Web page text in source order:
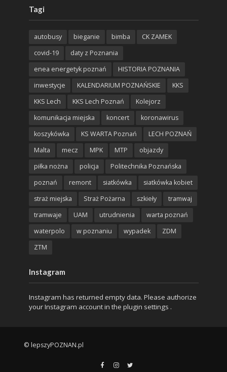
Tagi
autobusy bieganie bimba
CK ZAMEK
covid-19
daty z Poznania
enea energetyk poznań
HISTORIA POZNANIA
inwestycje
KALENDARIUM POZNAŃSKIE
KKS
KKS Lech
KKS Lech Poznań
Kolejorz
komunikacja miejska
koncert
koronawirus
koszykówka
KS WARTA Poznań
LECH POZNAŃ
Malta
mecz MPK MTP
objazdy
piłka nożna
policja
Politechnika Poznańska
poznań
remont siatkówka
siatkówka kobiet
straż miejska
Straż Pożarna szkieły
tramwaj
tramwaje
UAM utrudnienia
warta poznań
waterpolo
w poznaniu wypadek
ZDM
ZTM
Instagram
Instagram has returned empty data. Please authorize
your Instagram account in the plugin settings .
© lepszyPOZNAN.pl